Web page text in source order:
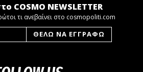
COSMO NEWSLETTER
τι ανεβαίνει στο cosmopoliti.com